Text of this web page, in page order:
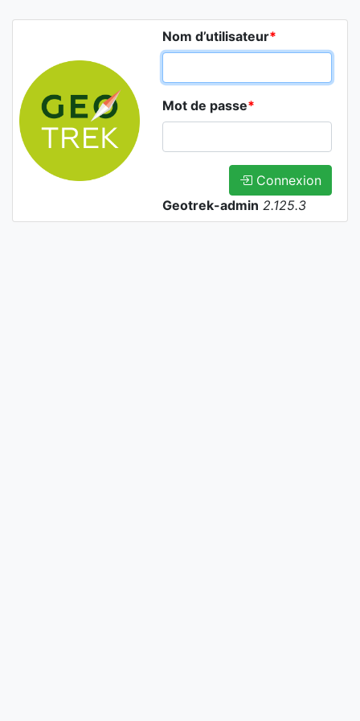
Nom d’utilisateur*
Mot de passe*
Connexion
Geotrek-admin 2.125.3